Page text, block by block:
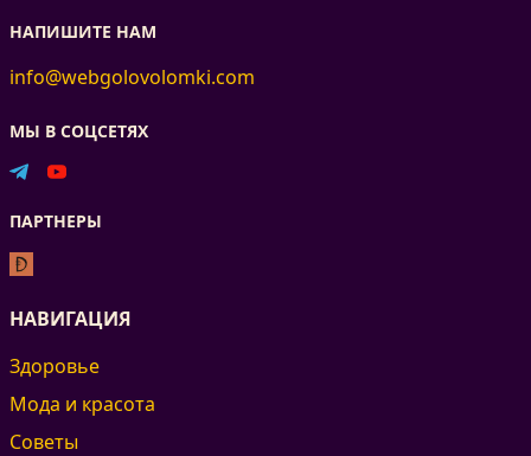
НАПИШИТЕ НАМ
info@webgolovolomki.com
МЫ В СОЦСЕТЯХ
ПАРТНЕРЫ
НАВИГАЦИЯ
Здоровье
Мода и красота
Советы